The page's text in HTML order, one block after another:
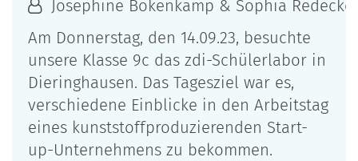
Josephine Bökenkamp & Sophia
Am Donnerstag, den 14.09.23, besuchte
unsere Klasse 9c das zdi-Schülerlabor in
Dieringhausen. Das Tagesziel war es,
verschiedene Einblicke in den Arbeitstag
eines kunststoffproduzierenden Start-
up-Unternehmens zu bekommen.